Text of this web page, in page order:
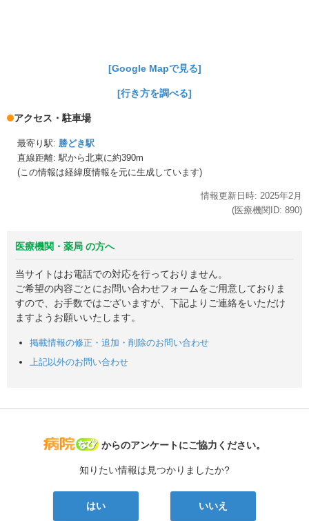
[Google Mapで見る]
[行き方を調べる]
アクセス・駐車場
最寄り駅: 勝どき駅
直線距離: 駅から北東に約390m
(この情報は経緯度情報を元に生成しています)
情報更新日時: 2025年2月
(医療機関ID: 890)
医療機関・薬局 の方へ
当サイトはお電話での対応を行っておりません。
ご希望の内容ごとにお問い合わせフォームをご用意しておりま
すので、お手数ではございますが、下記よりご連絡をいただけ
ますようお願いいたします。
掲載情報の修正・追加・削除のお問い合わせ
上記以外のお問い合わせ
病院なび
からのアンケートにご協力ください。
知りたい情報は見つかりましたか?
はい いいえ